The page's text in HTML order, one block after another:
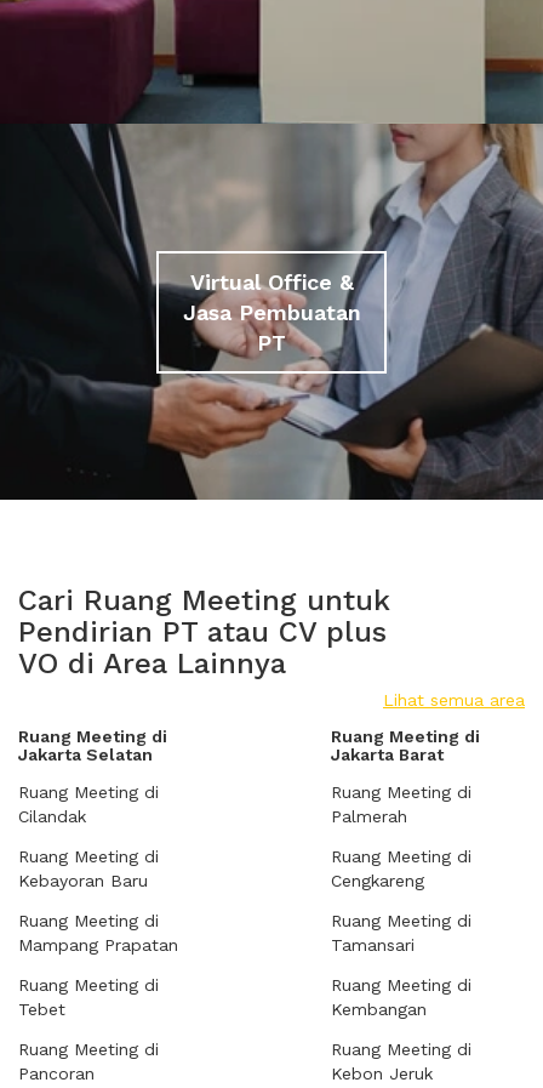
Virtual Office &
Jasa Pembuatan
PT
Cari Ruang Meeting untuk
Pendirian PT atau CV plus
VO di Area Lainnya
Lihat semua area
Ruang Meeting di
Jakarta Selatan
Ruang Meeting di
Cilandak
Ruang Meeting di
Kebayoran Baru
Ruang Meeting di
Mampang Prapatan
Ruang Meeting di
Tebet
Ruang Meeting di
Pancoran
Ruang Meeting di
Jakarta Barat
Ruang Meeting di
Palmerah
Ruang Meeting di
Cengkareng
Ruang Meeting di
Tamansari
Ruang Meeting di
Kembangan
Ruang Meeting di
Kebon Jeruk